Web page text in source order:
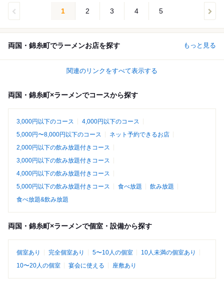
1 2 3 4 5
両国・錦糸町でラーメンお店を探す もっと見る
関連のリンクをすべて表示する
両国・錦糸町×ラーメンでコースから探す
3,000円以下のコース
4,000円以下のコース
5,000円〜8,000円以下のコース
ネット予約できるお店
2,000円以下の飲み放題付きコース
3,000円以下の飲み放題付きコース
4,000円以下の飲み放題付きコース
5,000円以下の飲み放題付きコース
食べ放題
飲み放題
食べ放題&飲み放題
両国・錦糸町×ラーメンで個室・設備から探す
個室あり 完全個室あり 5〜10人の個室
10人未満の個室あり
10〜20人の個室
宴会に使える 座敷あり